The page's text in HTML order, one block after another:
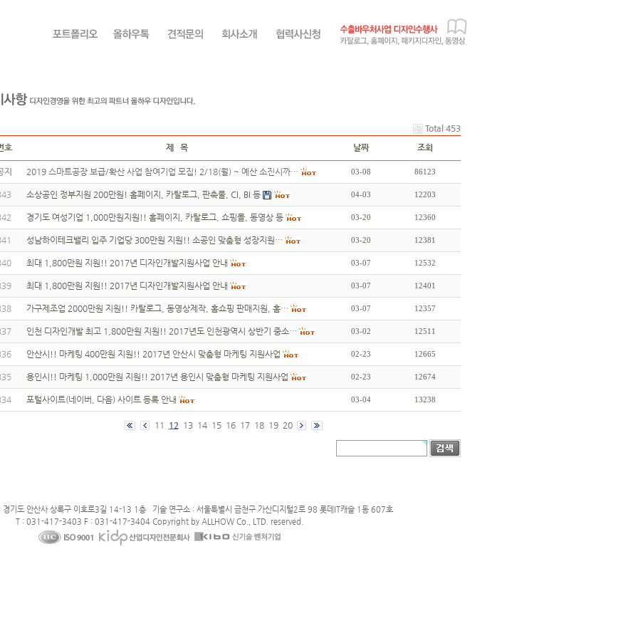
Total 453
호
제 목 날짜 조회
지 2019 스마트공장 보급/확산 사업 참여기업 모집! 2/18(월) ~ 예산 소진시까… 03-08 86123
소상공인 정부지원 200만원! 홈페이지, 카탈로그, 판촉물, CI, BI 등 04-03 12203
경기도 여성기업 1,000만원지원!! 홈페이지, 카탈로그, 쇼핑몰, 동영상 등 03-20 12360
성남하이테크밸리 입주 기업당 300만원 지원!! 소공인 맞춤형 성장지원… 03-20 12381
최대 1,800만원 지원!! 2017년 디자인개발지원사업 안내 03-07 12532
최대 1,800만원 지원!! 2017년 디자인개발지원사업 안내 03-07 12401
가구제조업 2000만원 지원!! 카탈로그, 동영상제작, 홈쇼핑 판매지원, 홈… 03-07 12357
인천 디자인개발 최고 1,800만원 지원!! 2017년도 인천광역시 상반기 중소… 03-02 12511
안산시!! 마케팅 400만원 지원!! 2017년 안산시 맞춤형 마케팅 지원사업 02-23 12665
용인시!! 마케팅 1,000만원 지원!! 2017년 용인시 맞춤형 마케팅 지원사업 02-23 12674
포털사이트(네이버, 다음) 사이트 등록 안내 03-04 13238
11 12 13 14 15 16 17 18 19 20
기도 안산사 상록구 이호로3길 14-13 1층 기술 연구소 : 서울특별시 금천구 가산디지털2로 98 롯데IT캐슬 1동 607호
T : 031-417-3403 F : 031-417-3404 Copyright by ALLHOW Co., LTD. reserved.